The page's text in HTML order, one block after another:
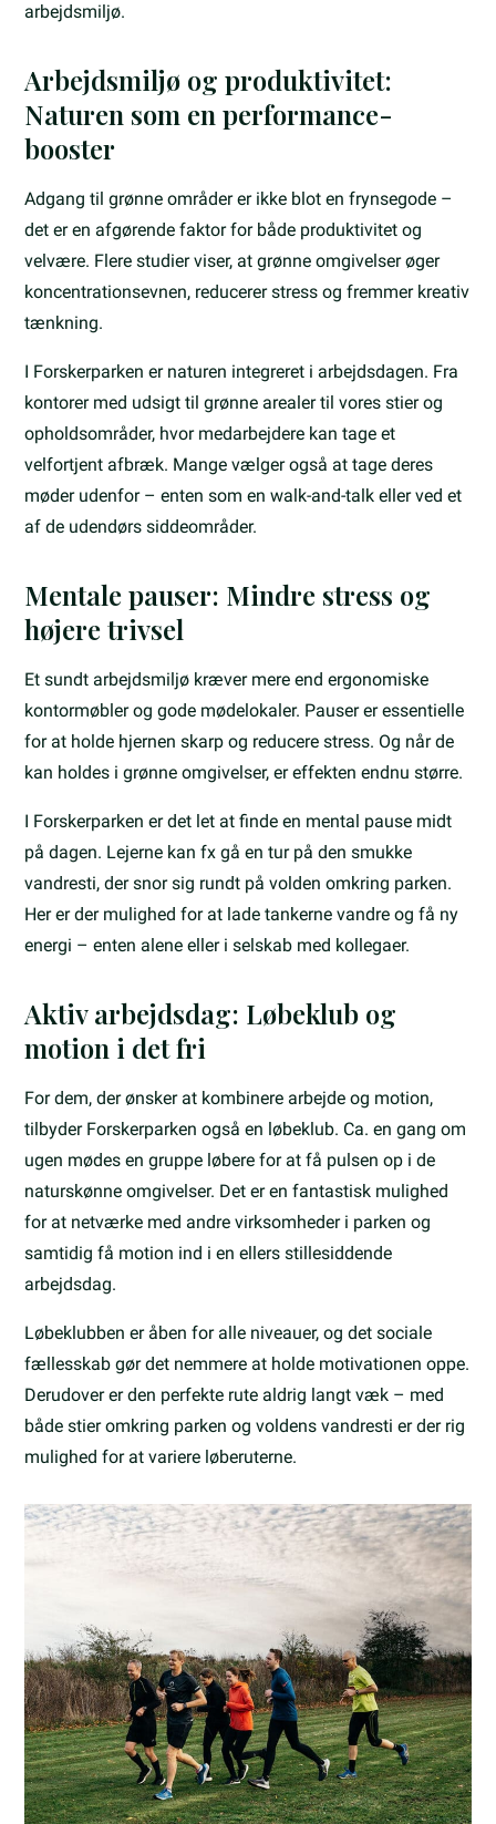
arbejdsmiljø.
Arbejdsmiljø og produktivitet:
Naturen som en performance-
booster
Adgang til grønne områder er ikke blot en frynsegode –
det er en afgørende faktor for både produktivitet og
velvære. Flere studier viser, at grønne omgivelser øger
koncentrationsevnen, reducerer stress og fremmer kreativ
tænkning.
I Forskerparken er naturen integreret i arbejdsdagen. Fra
kontorer med udsigt til grønne arealer til vores stier og
opholdsområder, hvor medarbejdere kan tage et
velfortjent afbræk. Mange vælger også at tage deres
møder udenfor – enten som en walk-and-talk eller ved et
af de udendørs siddeområder.
Mentale pauser: Mindre stress og
højere trivsel
Et sundt arbejdsmiljø kræver mere end ergonomiske
kontormøbler og gode mødelokaler. Pauser er essentielle
for at holde hjernen skarp og reducere stress. Og når de
kan holdes i grønne omgivelser, er effekten endnu større.
I Forskerparken er det let at finde en mental pause midt
på dagen. Lejerne kan fx gå en tur på den smukke
vandresti, der snor sig rundt på volden omkring parken.
Her er der mulighed for at lade tankerne vandre og få ny
energi – enten alene eller i selskab med kollegaer.
Aktiv arbejdsdag: Løbeklub og
motion i det fri
For dem, der ønsker at kombinere arbejde og motion,
tilbyder Forskerparken også en løbeklub. Ca. en gang om
ugen mødes en gruppe løbere for at få pulsen op i de
naturskønne omgivelser. Det er en fantastisk mulighed
for at netværke med andre virksomheder i parken og
samtidig få motion ind i en ellers stillesiddende
arbejdsdag.
Løbeklubben er åben for alle niveauer, og det sociale
fællesskab gør det nemmere at holde motivationen oppe.
Derudover er den perfekte rute aldrig langt væk – med
både stier omkring parken og voldens vandresti er der rig
mulighed for at variere løberuterne.